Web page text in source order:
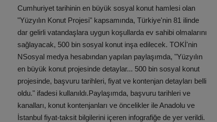
MAGAZİN
EKONOMİ
Cumhuriyet tarihinin en büyük sosyal konut hamlesi olan
"Yüzyılın Konut Projesi" kapsamında, Türkiye'nin 81 ilinde
dar gelirli vatandaşlara uygun koşullarda ev sahibi olmalarını
sağlayacak, 500 bin sosyal konut inşa edilecek. TOKİ'nin
NSosyal medya hesabından yapılan paylaşımda, "Yüzyılın
en büyük konut projesinde detaylar... 500 bin sosyal konut
projesinde, başvuru tarihleri, fiyat ve kontenjan detayları belli
oldu." ifadesi kullanıldı.Paylaşımda, başvuru tarihleri ve
kanalları, konut kontenjanları ve öncelikler ile Anadolu ve
İstanbul fiyat-taksit bilgilerini içeren infografiğe de yer verildi.